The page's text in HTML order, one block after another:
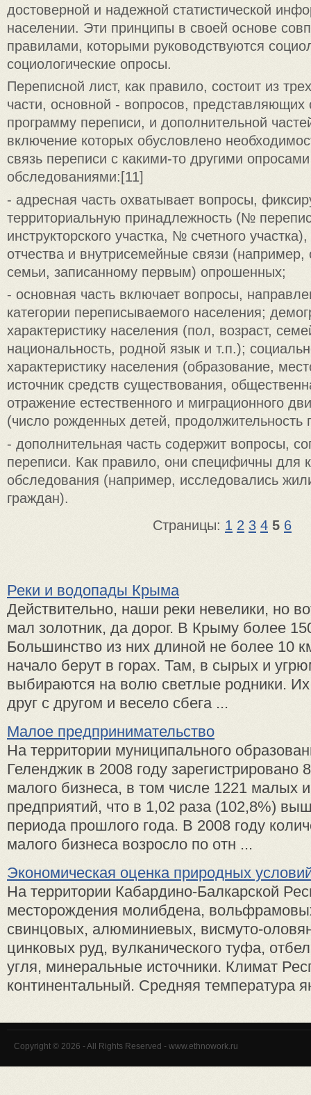
достоверной и надежной статистической
населении. Эти принципы в своей основе
правилами, которыми руководствуются
социологические опросы.
Переписной лист, как правило, состоит из
части, основной - вопросов, представляющих
программу переписи, и дополнительной
включение которых обусловлено
связь переписи с какими-то другими
обследованиями:[11]
- адресная часть охватывает вопросы,
территориальную принадлежность (№
инструкторского участка, № счетного
отчества и внутрисемейные связи
семьи, записанному первым) опрошенных;
- основная часть включает вопросы,
категории переписываемого населения;
характеристику населения (пол, возраст,
национальность, родной язык и т.п.);
характеристику населения (образование,
источник средств существования,
отражение естественного и миграционного
(число рожденных детей, продолжительность
- дополнительная часть содержит вопросы,
переписи. Как правило, они специфичны для
обследования (например, исследовались
граждан).
Страницы: 1 2 3 4 5 6
Реки и водопады Крыма
Действительно, наши реки невелики, но
мал золотник, да дорог. В Крыму более
Большинство из них длиной не более 10
начало берут в горах. Там, в сырых и
выбираются на волю светлые родники.
друг с другом и весело сбега ...
Малое предпринимательство
На территории муниципального
Геленджик в 2008 году зарегистрировано
малого бизнеса, в том числе 1221 малых
предприятий, что в 1,02 раза (102,8%)
периода прошлого года. В 2008 году
малого бизнеса возросло по отн ...
Экономическая оценка природных
На территории Кабардино-Балкарской
месторождения молибдена,
свинцовых, алюминиевых, висмуто-
цинковых руд, вулканического туфа,
угля, минеральные источники. Климат
континентальный. Средняя температура
Copyright © 2026 - All Rights Reserved - www.ethnowork.ru